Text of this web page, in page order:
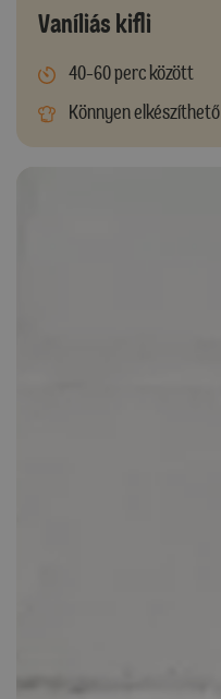
Vaníliás kifli
40-60 perc között
Könnyen elkészíthető